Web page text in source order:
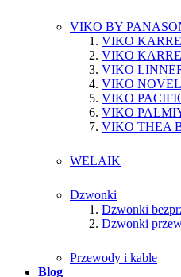
VIKO BY
VIKO KARRE
VIKO
VIKO
VIKO
VIKO
VIKO
VIKO THEA
WELAIK
Dzwonki
Dzwonki
Dzwonki
Przewody i kable
Blog